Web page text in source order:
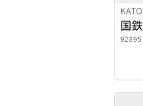
KATO
92895